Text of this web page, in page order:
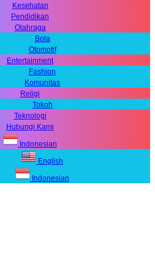
Kesehatan
Pendidikan
Olahraga
Bola
Otomotif
Entertainment
Fashion
Komunitas
Religi
Tokoh
Teknologi
Hubungi Kami
Indonesian
English
Indonesian